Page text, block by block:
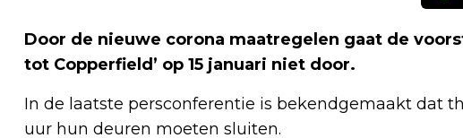
Door de nieuwe corona maatregelen gaat de
tot Copperfield’ op 15 januari niet door.
In de laatste persconferentie is bekendgemaakt dat
uur hun deuren moeten sluiten.